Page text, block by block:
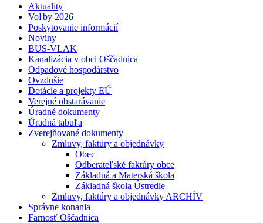
Aktuality
Voľby 2026
Poskytovanie informácií
Noviny
BUS-VLAK
Kanalizácia v obci Oščadnica
Odpadové hospodárstvo
Ovzdušie
Dotácie a projekty EÚ
Verejné obstarávanie
Úradné dokumenty
Úradná tabuľa
Zverejňované dokumenty
Zmluvy, faktúry a objednávky
Obec
Odberateľské faktúry obce
Základná a Materská škola
Základná škola Ústredie
Zmluvy, faktúry a objednávky ARCHÍV
Správne konania
Farnosť Oščadnica